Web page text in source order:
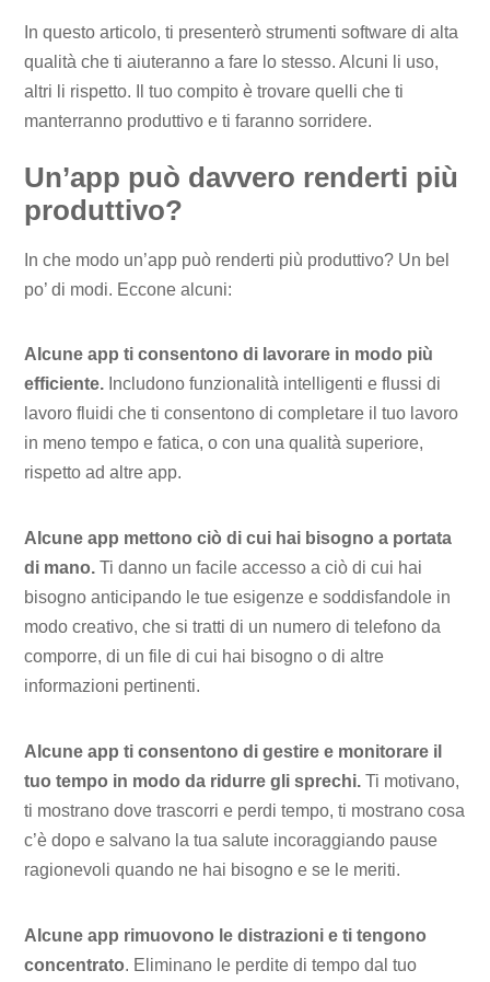
In questo articolo, ti presenterò strumenti software di alta
qualità che ti aiuteranno a fare lo stesso. Alcuni li uso,
altri li rispetto. Il tuo compito è trovare quelli che ti
manterranno produttivo e ti faranno sorridere.
Un’app può davvero renderti più
produttivo?
In che modo un’app può renderti più produttivo? Un bel
po’ di modi. Eccone alcuni:
Alcune app ti consentono di lavorare in modo più
efficiente. Includono funzionalità intelligenti e flussi di
lavoro fluidi che ti consentono di completare il tuo lavoro
in meno tempo e fatica, o con una qualità superiore,
rispetto ad altre app.
Alcune app mettono ciò di cui hai bisogno a portata
di mano. Ti danno un facile accesso a ciò di cui hai
bisogno anticipando le tue esigenze e soddisfandole in
modo creativo, che si tratti di un numero di telefono da
comporre, di un file di cui hai bisogno o di altre
informazioni pertinenti.
Alcune app ti consentono di gestire e monitorare il
tuo tempo in modo da ridurre gli sprechi. Ti motivano,
ti mostrano dove trascorri e perdi tempo, ti mostrano cosa
c’è dopo e salvano la tua salute incoraggiando pause
ragionevoli quando ne hai bisogno e se le meriti.
Alcune app rimuovono le distrazioni e ti tengono
concentrato. Eliminano le perdite di tempo dal tuo